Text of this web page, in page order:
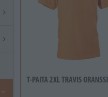
T-PAITA 2XL TRAVIS ORANSSI